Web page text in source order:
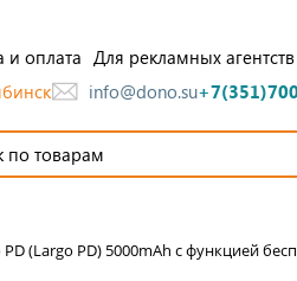
и оплата Для рекламных агентств
info@dono.su
(Largo PD) 5000mAh с функцией